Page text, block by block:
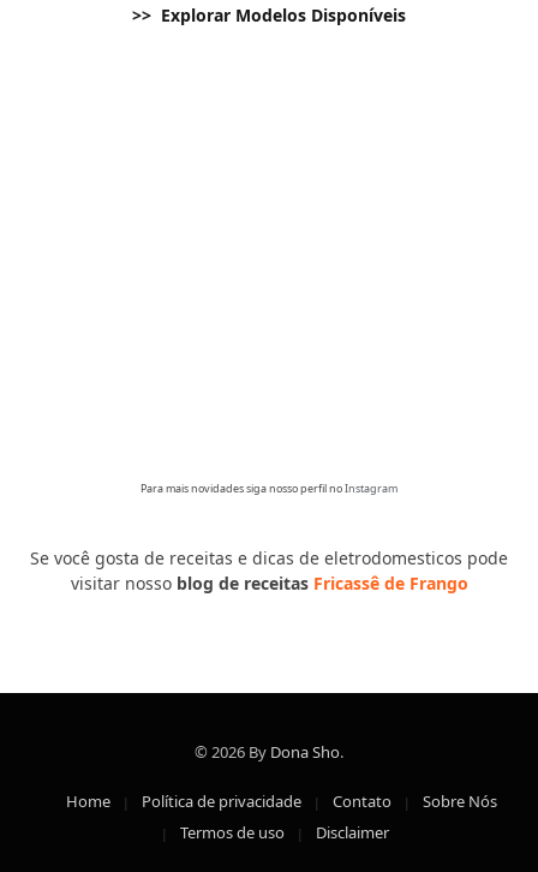
>> Explorar Modelos Disponíveis
Para mais novidades siga nosso perfil noInstagram
Se você gosta de receitas e dicas de eletrodomesticos pode
visitar nosso blog de receitas Fricassê de Frango
© 2026 By Dona Sho.
Home Política de privacidade Contato
Sobre Nós
Termos de uso
Disclaimer